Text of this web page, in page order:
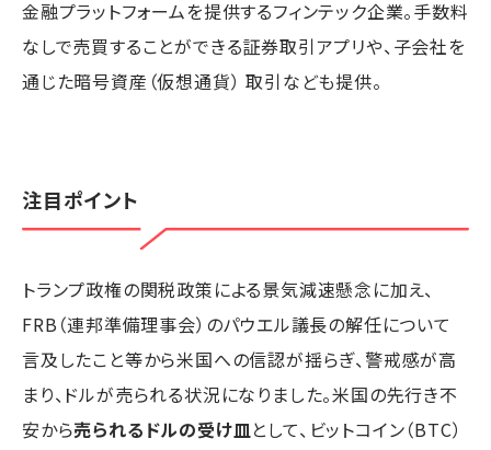
金融プラットフォームを提供するフィンテック企業。手数料
なしで売買することができる証券取引アプリや、子会社を
通じた暗号資産（仮想通貨） 取引なども提供。
注目ポイント
トランプ政権の関税政策による景気減速懸念に加え、
FRB（連邦準備理事会）のパウエル議長の解任について
言及したこと等から米国への信認が揺らぎ、警戒感が高
まり、ドルが売られる状況になりました。米国の先行き不
安から売られるドルの受け皿として、ビットコイン（BTC）